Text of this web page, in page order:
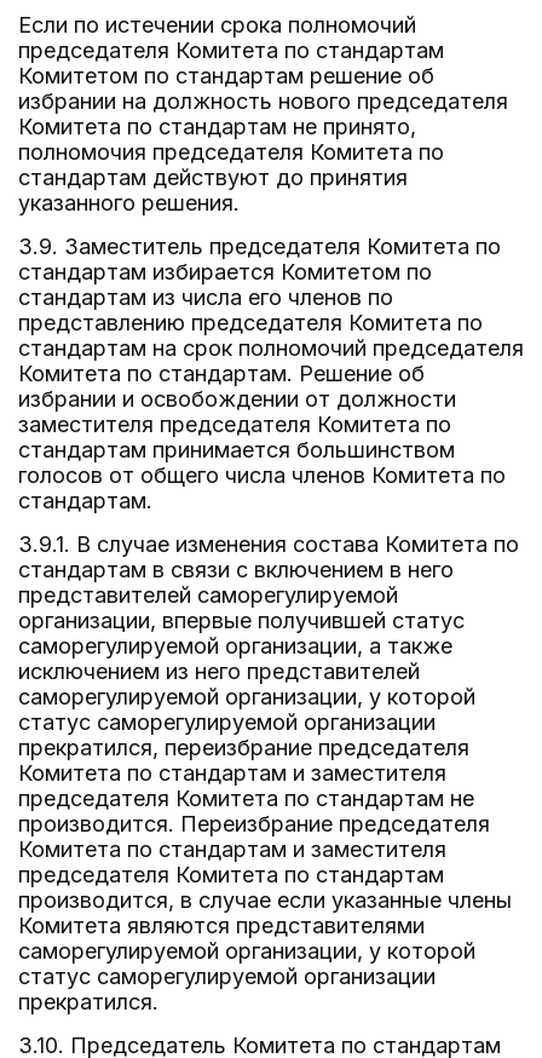
Если по истечении срока полномочий
председателя Комитета по стандартам
Комитетом по стандартам решение об
избрании на должность нового председателя
Комитета по стандартам не принято,
полномочия председателя Комитета по
стандартам действуют до принятия
указанного решения.
3.9. Заместитель председателя Комитета по
стандартам избирается Комитетом по
стандартам из числа его членов по
представлению председателя Комитета по
стандартам на срок полномочий председателя
Комитета по стандартам. Решение об
избрании и освобождении от должности
заместителя председателя Комитета по
стандартам принимается большинством
голосов от общего числа членов Комитета по
стандартам.
3.9.1. В случае изменения состава Комитета по
стандартам в связи с включением в него
представителей саморегулируемой
организации, впервые получившей статус
саморегулируемой организации, а также
исключением из него представителей
саморегулируемой организации, у которой
статус саморегулируемой организации
прекратился, переизбрание председателя
Комитета по стандартам и заместителя
председателя Комитета по стандартам не
производится. Переизбрание председателя
Комитета по стандартам и заместителя
председателя Комитета по стандартам
производится, в случае если указанные члены
Комитета являются представителями
саморегулируемой организации, у которой
статус саморегулируемой организации
прекратился.
3.10. Председатель Комитета по стандартам